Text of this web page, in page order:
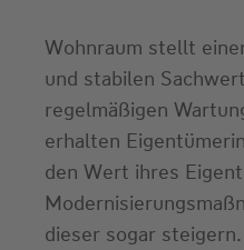
Wohnraum stellt
und stabilen
regelmäßigen
erhalten
den Wert ihres
dieser sogar